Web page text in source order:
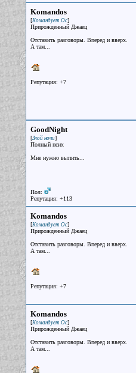
Komandos
[Командует Ос]
Прирожденный Джаец
Отставить разговоры. Вперед и вверх.
А там...
Репутация: +7
GoodNight
[Злой ночи]
Полный псих
Мне нужно выпить...
Пол:
Репутация: +113
Komandos
[Командует Ос]
Прирожденный Джаец
Отставить разговоры. Вперед и вверх.
А там...
Репутация: +7
Komandos
[Командует Ос]
Прирожденный Джаец
Отставить разговоры. Вперед и вверх.
А там...